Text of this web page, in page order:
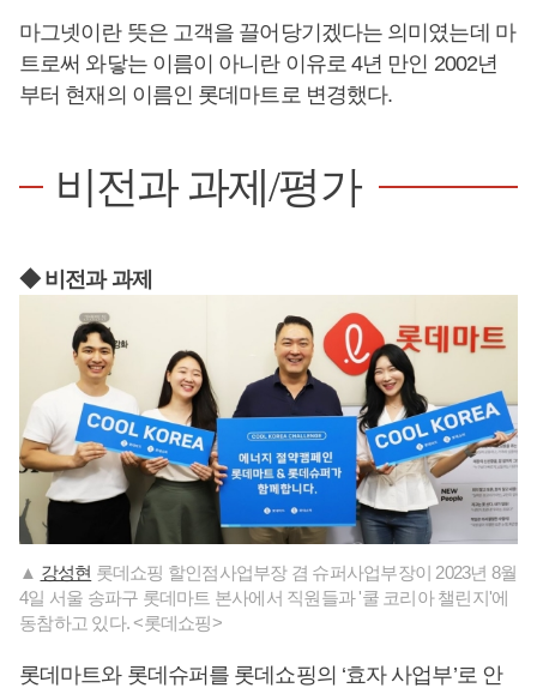
마그넷이란 뜻은 고객을 끌어당기겠다는 의미였는데 마
트로써 와닿는 이름이 아니란 이유로 4년 만인 2002년
부터 현재의 이름인 롯데마트로 변경했다.
비전과 과제/평가
◆ 비전과 과제
▲ 강성현 롯데쇼핑 할인점사업부장 겸 슈퍼사업부장이 2023년 8월
4일 서울 송파구 롯데마트 본사에서 직원들과 '쿨 코리아 챌린지'에
동참하고 있다. <롯데쇼핑>
롯데마트와 롯데슈퍼를 롯데쇼핑의 ‘효자 사업부’로 안